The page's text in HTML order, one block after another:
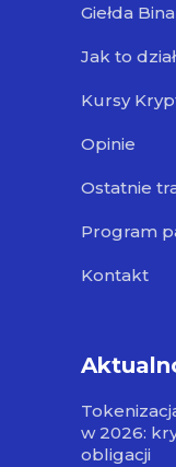
Giełda
Jak to
Kursy
Opinie
Ostatnie
Program
Kontakt
w 2026:
obligacji